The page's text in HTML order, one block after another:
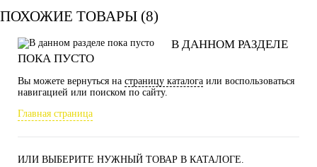
ПОХОЖИЕ ТОВАРЫ (8)
В ДАННОМ РАЗДЕЛЕ
ПОКА ПУСТО
Вы можете вернуться на страницу каталога или воспользоваться
навигацией или поиском по сайту.
Главная страница
ИЛИ ВЫБЕРИТЕ НУЖНЫЙ ТОВАР В КАТАЛОГЕ.